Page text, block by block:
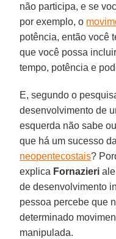
não participa, e se
por exemplo, o
potência, então você
que você possa
tempo, potência e
E, segundo o
desenvolvimento de
esquerda não sabe
que há um sucesso
neopentecostais?
explica Fornazieri
de desenvolvimento
pessoa percebe que
determinado
manipulada.